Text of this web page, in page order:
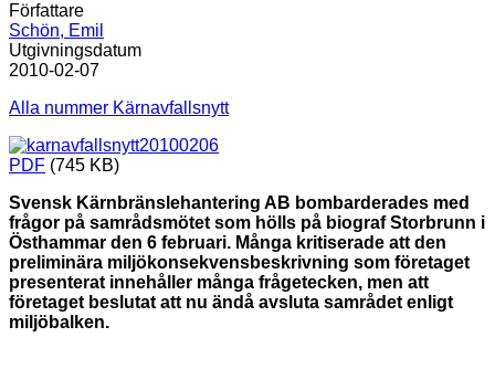
Författare
Schön, Emil
Utgivningsdatum
2010-02-07
Alla nummer Kärnavfallsnytt
PDF (745 KB)
Svensk Kärnbränslehantering AB bombarderades med
frågor på samrådsmötet som hölls på biograf Storbrunn i
Östhammar den 6 februari. Många kritiserade att den
preliminära miljökonsekvensbeskrivning som företaget
presenterat innehåller många frågetecken, men att
företaget beslutat att nu ändå avsluta samrådet enligt
miljöbalken.